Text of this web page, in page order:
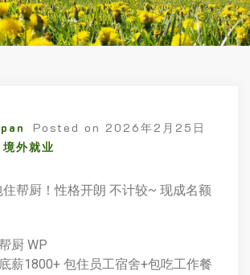
Posted on 2026年2月25日
境外就业
帮厨！性格开朗 不计较~ 现成名额
厨 WP
薪1800+ 包住员工宿舍+包吃工作餐